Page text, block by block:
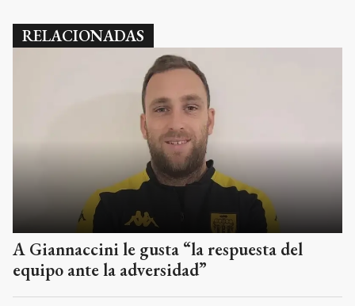
RELACIONADAS
A Giannaccini le gusta “la respuesta del
equipo ante la adversidad”